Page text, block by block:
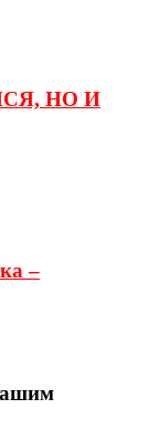
НО И
–